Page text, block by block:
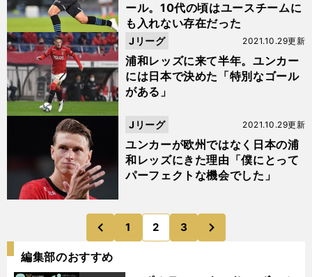
ール。10代の頃はユースチームに
も入れない存在だった
浦和レッズに来て半年。ユンカー
には日本で決めた「特別なゴール
がある」
2021.10.29更新
Jリーグ
ユンカーが欧州ではなく日本の浦
和レッズにきた理由「僕にとって
パーフェクトな機会でした」
2021.10.29更新
Jリーグ
前
のページへ
1 2 3
編集部のおすすめ